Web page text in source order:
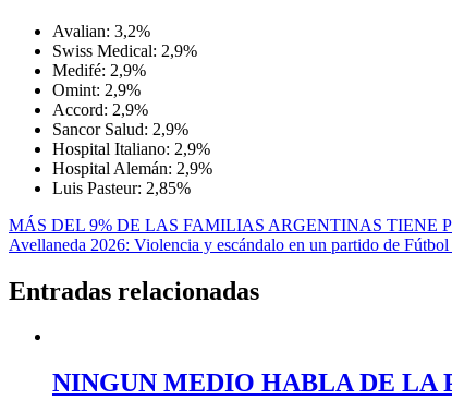
Avalian: 3,2%
Swiss Medical: 2,9%
Medifé: 2,9%
Omint: 2,9%
Accord: 2,9%
Sancor Salud: 2,9%
Hospital Italiano: 2,9%
Hospital Alemán: 2,9%
Luis Pasteur: 2,85%
Navegación
de
entradas
MÁS DEL 9% DE LAS FAMILIAS ARGENTINAS TIENE
Avellaneda 2026: Violencia y escándalo en un partido de
Entradas relacionadas
NINGUN MEDIO HABLA DE LA